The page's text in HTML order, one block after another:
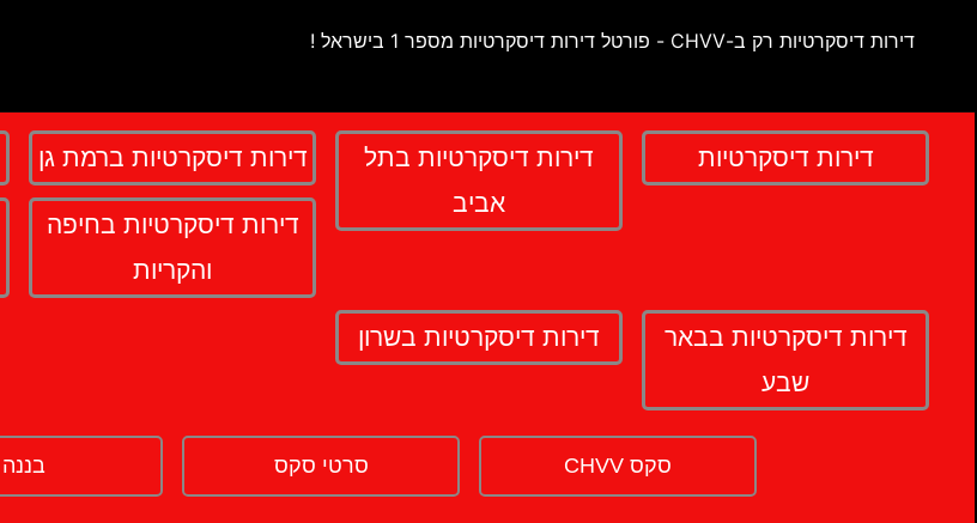
דירות דיסקרטיות רק ב-CHVV - פורטל דירות דיסקרטיות מספר 1 בישראל !
דירות דיסקרטיות
דירות דיסקרטיות בתל
אביב
דירות דיסקרטיות ברמת גן
דירות דיסקרטיות בחיפה
והקריות
דירות דיסקרטיות בבאר
שבע
דירות דיסקרטיות בשרון
סקס CHVV סרטי סקס בננה